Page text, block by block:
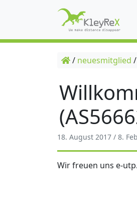
/ neuesmitglied /
18. August 2017 / 8.
Wir freuen uns e-